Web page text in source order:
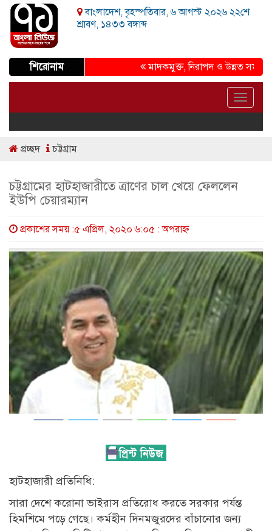
বাংলাদেশ, বৃহস্পতিবার, ৬ আগস্ট ২০২৬ ২২শে
শ্রাবণ, ১৪৩৩ বঙ্গাব্দ
শিরোনাম মাদকমুক্ত, নিরাপদ ও উন্নত সমাজ গড়ার
Toggle
প্রচ্ছদ চট্টগ্রাম
চট্টগ্রামের হাটহাজারীতে ত্রাণের চাল খেয়ে ফেললেন
ইউপি চেয়ারম্যান
প্রকাশের সময় :৫ এপ্রিল, ২০২০ ৬:০৫ : অপরাহ্ণ
হাটহাজারী প্রতিনিধি:
সারা দেশে করোনা ভাইরাস প্রতিরোধ করতে সরকার পর্যন্ত
হিমশিমে পড়ে গেছে। কর্মহীন দিনমজুরদের বাঁচানোর জন্য